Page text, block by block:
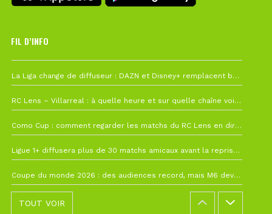
FIL D’INFO
La Liga change de diffuseur : DAZN et Disney+ remplacent beIN Sports !
RC Lens – Villarreal : à quelle heure et sur quelle chaîne voir la finale de la Como Cup ?
Como Cup : comment regarder les matchs du RC Lens en direct ?
Ligue 1+ diffusera plus de 30 matchs amicaux avant la reprise de la Ligue 1
Coupe du monde 2026 : des audiences record, mais M6 devrait perdre très gros !
TOUT VOIR